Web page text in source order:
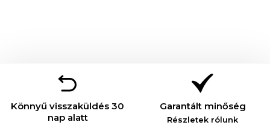
Könnyű visszaküldés 30
nap alatt
Garantált minőség
Részletek rólunk